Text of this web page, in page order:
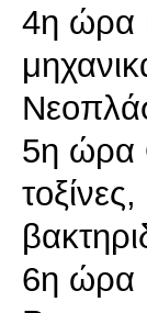
4η ώρα
5η ώρα
τοξίνες,
6η ώρα